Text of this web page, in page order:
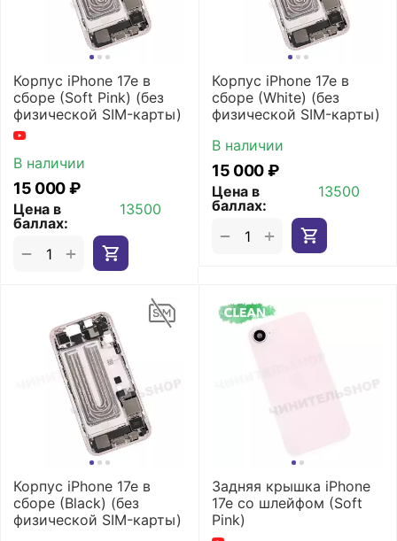
Корпус iPhone 17e в
сборе (Soft Pink) (без
физической SIM-карты)
В наличии
15 000₽
Цена в
баллах:
13500
+
−
Корпус iPhone 17e в
сборе (White) (без
физической SIM-карты)
В наличии
15 000₽
Цена в
баллах:
13500
+
−
Корпус iPhone 17e в
сборе (Black) (без
физической SIM-карты)
Задняя крышка iPhone
17e со шлейфом (Soft
Pink)